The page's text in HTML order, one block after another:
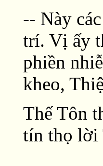
-- Này
trí. Vị ấy
phiền
kheo,
Thế Tôn
tín thọ lời